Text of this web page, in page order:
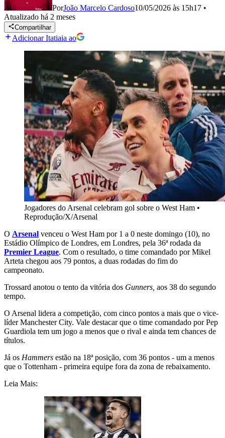
PorJoão Marcelo Cardoso10/05/2026 às 15h17 •
Atualizado há 2 meses
Compartilhar
Adicionar Itatiaia ao
Jogadores do Arsenal celebram gol sobre o West Ham •
Reprodução/X/Arsenal
O Arsenal venceu o West Ham por 1 a 0 neste domingo (10), no
Estádio Olímpico de Londres, em Londres, pela 36ª rodada da
Premier League. Com o resultado, o time comandado por Mikel
Arteta chegou aos 79 pontos, a duas rodadas do fim do
campeonato.
Trossard anotou o tento da vitória dos Gunners, aos 38 do segundo
tempo.
O Arsenal lidera a competição, com cinco pontos a mais que o vice-
líder Manchester City. Vale destacar que o time comandado por Pep
Guardiola tem um jogo a menos que o rival e ainda tem chances de
títulos.
Já os Hammers estão na 18ª posição, com 36 pontos - um a menos
que o Tottenham - primeira equipe fora da zona de rebaixamento.
Leia Mais: